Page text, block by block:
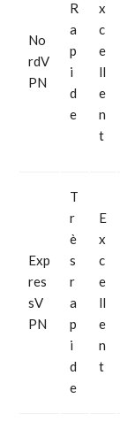
No
rdV
PN
R
a
p
i
d
e
x
c
e
ll
e
n
t
Exp
res
sV
PN
T
r
è
s
r
a
p
i
d
e
E
x
c
e
ll
e
n
t